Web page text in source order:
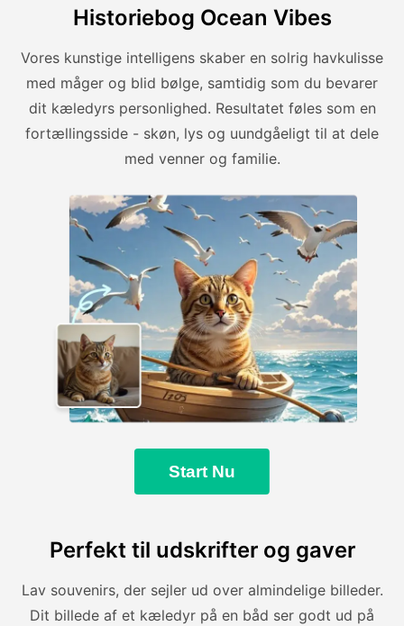
Historiebog Ocean Vibes
Vores kunstige intelligens skaber en solrig havkulisse
med måger og blid bølge, samtidig som du bevarer
dit kæledyrs personlighed. Resultatet føles som en
fortællingsside - skøn, lys og uundgåeligt til at dele
med venner og familie.
Start Nu
Perfekt til udskrifter og gaver
Lav souvenirs, der sejler ud over almindelige billeder.
Dit billede af et kæledyr på en båd ser godt ud på